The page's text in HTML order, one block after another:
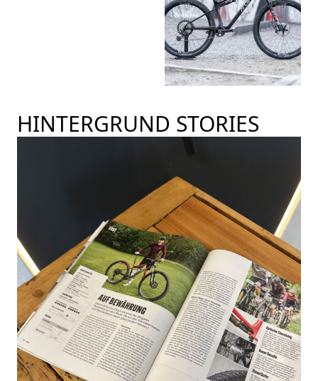
HINTERGRUND STORIES